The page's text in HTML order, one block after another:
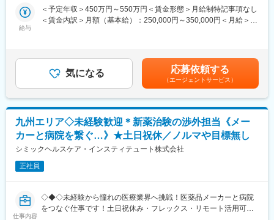
来性はもちろんのこと、今後も事業拡大を計画しております。そ
のため、実力次第ではどんどん空いたポストにステップアップし
スを重視しながら就業いただけます。
・若い世代から定年を迎えた方もご就業いただけます。
■障がい者支援の魅力：
・障がい者支援の魅力としては、入居者の方々によってご病状が
異なるため、対応の幅が広がりスキルが身につきます。また、
我々の支援によって入居者の方がご自身で出来ることが増え、成
長していく姿に寄り添うことができます。
こでくらしたい」と思ってもらえるよう日々真摯に向き合い続け
ます。
ぐ、架け橋のようなお仕事です。正式名称をSMA（治験事務局担
当）といい、医療業界の専門職種となります。
かせないフローに携わることができ、多種多様な新薬開発を支援
する事で、日本の医療を支えるやりがいがあります。
【業務詳細】
■業務内容：
製薬企業や治験実施施設(病院)に対し、治験実施のための各種折衝
や環境整備支援、事務業務などを担当していただきます。治験開
始の準備・開始・終了までのプロセスを推進頂きます。
■具体的には…：
・治験に関する事務的業務の全体支援
業所（リモートワーク含む）
給与
＜予定年収＞450万円～550万円＜賃金形態＞月給制特記事項なし
＜賃金内訳＞月額（基本給）：250,000円～350,000円＜月給＞
(月額)は固定手当を含めた表記です。
気になる 応募依頼する
（エージェントサービス）
九州エリア◇未経験歓迎＊新薬治験の渉外担当《メー
カーと病院を繋ぐ…》★土日祝休／ノルマや目標無し
シミックヘルスケア・インスティテュート株式会社
正社員
仕事内容
◇◆◇未経験から憧れの医療業界へ挑戦！医薬品メーカーと病院
をつなぐ仕事です！土日祝休み・フレックス・リモート活用可能